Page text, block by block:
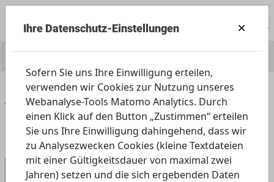
Home Angebot
Außerschulisch
Angebote für Daheim
Wie wirst du zum Super-Verkäufer?
Kindergarten
Ihre Datenschutz-Einstellungen
Sofern Sie uns Ihre Einwilligung erteilen,
verwenden wir Cookies zur Nutzung unseres
Webanalyse-Tools Matomo Analytics. Durch
einen Klick auf den Button „Zustimmen“ erteilen
Sie uns Ihre Einwilligung dahingehend, dass wir
zu Analysezwecken Cookies (kleine Textdateien
mit einer Gültigkeitsdauer von maximal zwei
Jahren) setzen und die sich ergebenden Daten